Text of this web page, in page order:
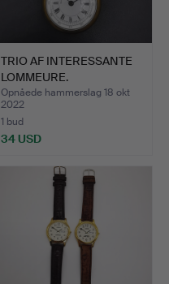
TRIO AF INTERESSANTE
LOMMEURE.
Opnåede hammerslag 18 okt
2022
1 bud
34 USD